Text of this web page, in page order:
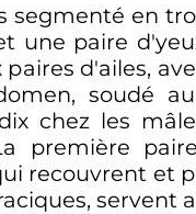
segmenté en
une paire
d'ailes,
soudé
chez les
première
recouvrent et
servent